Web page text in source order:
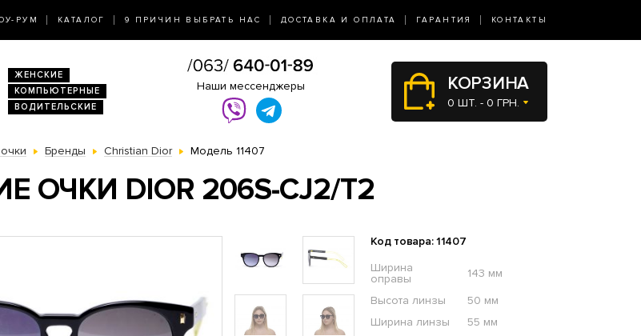
РУМ КАТАЛОГ 9 ПРИЧИН ВЫБРАТЬ НАС ДОСТАВКА И ОПЛАТА ГАРАНТИЯ КОНТАКТЫ
ЖЕНСКИЕ
КОМПЬЮТЕРНЫЕ
ВОДИТЕЛЬСКИЕ
Наши мессенджеры КОРЗИНА
0 ШТ. - 0 ГРН.
Бренды Christian Dior Модель 11407
ОЧКИ DIOR 206S-CJ2/T2
Код товара: 11407
Ширина
оправы
143 мм
Высота линзы
50 мм
Ширина линзы
55 мм